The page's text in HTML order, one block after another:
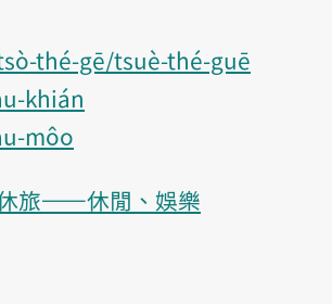
thé-gē/tsuè-thé-guē
khián
môo
旅——休閒、娛樂